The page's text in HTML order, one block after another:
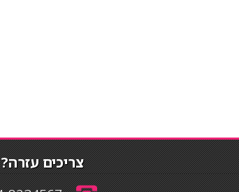
צריכים עזרה?